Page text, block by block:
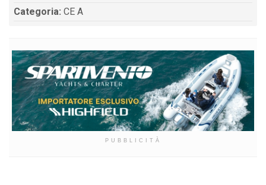
Categoria: CE A
PUBBLICITÀ